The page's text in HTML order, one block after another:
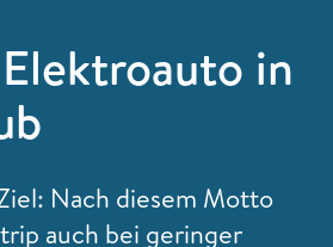
in
Nach diesem Motto
auch bei geringer